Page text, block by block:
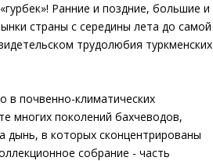
Ранние и поздние, большие и
страны с середины лета до самой
трудолюбия туркменских
в почвенно-климатических
многих поколений бахчеводов,
дынь, в которых сконцентрированы
собрание - часть